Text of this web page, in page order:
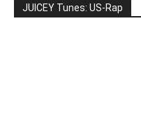
JUICEY Tunes: US-Rap